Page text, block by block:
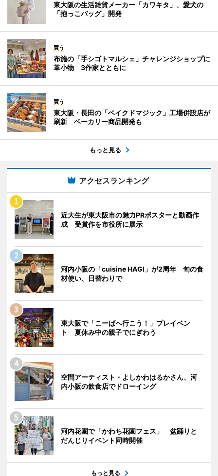
東大阪の生活雑貨メーカー「カワキタ」、愛犬の
「抱っこバッグ」開発
買う
布施の「手シゴトマルシェ」チャレンジショップに
革小物 3作家とともに
買う
東大阪・長田の「ベイクドマジック」工場併設店が
刷新 ベーカリー商品開発も
もっと見る
アクセスランキング
近大生が東大阪市の魅力PRポスターと動画作
成 受賞作を市役所に展示
河内小阪の「cuisine HAGI」が2周年 旬の食
材使い、日替わりで
東大阪で「こーばへ行こう！」プレイベン
ト 夏休み中の親子でにぎわう
空間アーティスト・よしかわはるかさん、河
内小阪の飲食店でドローイング
河内花園で「かわち花園フェス」 盆踊りと
だんじりイベント同時開催
もっと見る